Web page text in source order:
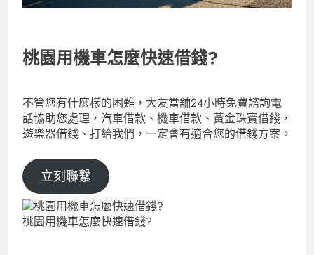
桃園用機車怎麼快速借錢?
不管您有什麼樣的困難，大友當舖24小時免費諮詢電
話協助您處理，汽車借款、機車借款、黃金珠寶借錢，
遊樂器借錢、打給我們，一定會有適合您的借錢方案。
立刻聯繫
桃園用機車怎麼快速借錢?